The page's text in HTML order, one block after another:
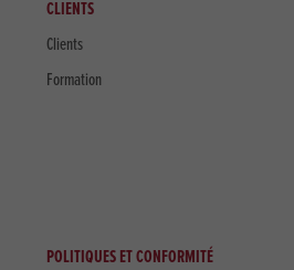
CLIENTS
Clients
Formation
POLITIQUES ET CONFORMITÉ